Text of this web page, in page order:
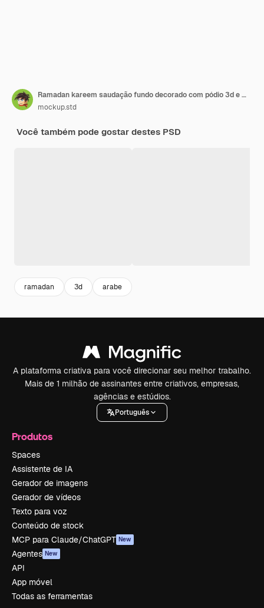
Ramadan kareem saudação fundo decorado com pódio 3d e mesquita de luxo em caixa de vidro
mockup.std
Você também pode gostar destes PSD
ramadan 3d arabe
A plataforma criativa para você direcionar seu melhor trabalho.
Mais de 1 milhão de assinantes entre criativos, empresas,
agências e estúdios.
Português
Produtos
Spaces
Assistente de IA
Gerador de imagens
Gerador de vídeos
Texto para voz
Conteúdo de stock
MCP para Claude/ChatGPT New
Agentes New
API
App móvel
Todas as ferramentas